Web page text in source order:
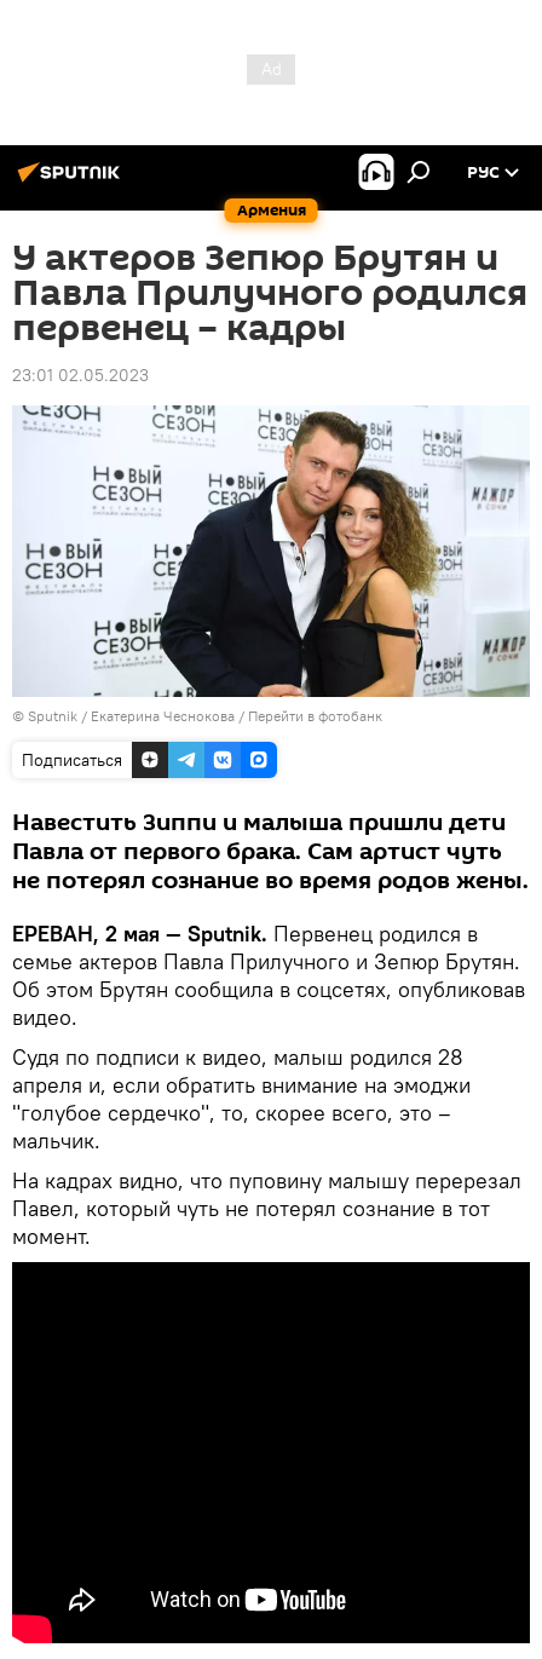
Армения
РУС
У актеров Зепюр Брутян и
Павла Прилучного родился
первенец – кадры
23:01 02.05.2023
© Sputnik / Екатерина Чеснокова / Перейти в фотобанк
Подписаться
Навестить Зиппи и малыша пришли дети
Павла от первого брака. Сам артист чуть
не потерял сознание во время родов жены.
ЕРЕВАН, 2 мая — Sputnik. Первенец родился в
семье актеров Павла Прилучного и Зепюр Брутян.
Об этом Брутян сообщила в соцсетях, опубликовав
видео.
Судя по подписи к видео, малыш родился 28
апреля и, если обратить внимание на эмоджи
"голубое сердечко", то, скорее всего, это –
мальчик.
На кадрах видно, что пуповину малышу перерезал
Павел, который чуть не потерял сознание в тот
момент.